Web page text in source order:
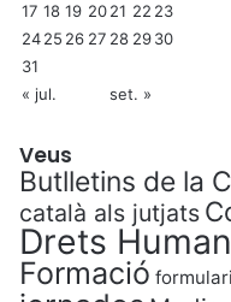
17 18 19 2021 22 23
2425 26 27 28 2930
31
« jul.
set. »
Veus
Butlletins de la
català als jutjats
Drets
Formació